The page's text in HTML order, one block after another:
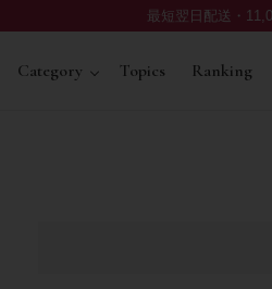
最短翌日配送・
Category Topics Ranking